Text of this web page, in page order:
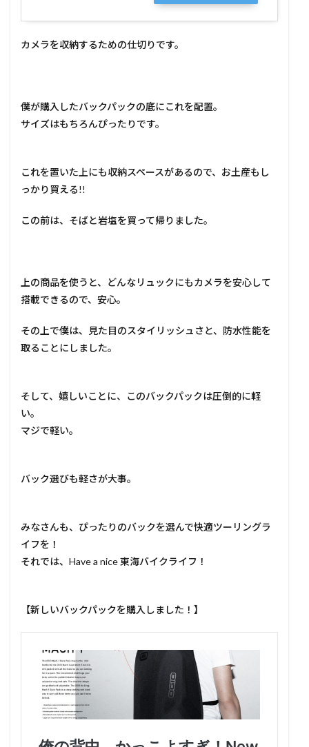
カメラを収納するための仕切りです。
僕が購入したバックパックの底にこれを配置。
サイズはもちろんぴったりです。
これを置いた上にも収納スペースがあるので、お土産もし
っかり買える!!
この前は、そばと岩塩を買って帰りました。
上の商品を使うと、どんなリュックにもカメラを安心して
搭載できるので、安心。
その上で僕は、見た目のスタイリッシュさと、防水性能を
取ることにしました。
そして、嬉しいことに、このバックパックは圧倒的に軽
い。
マジで軽い。
バック選びも軽さが大事。
みなさんも、ぴったりのバックを選んで快適ツーリングラ
イフを！
それでは、Have a nice 東海バイクライフ！
【新しいバックパックを購入しました！】